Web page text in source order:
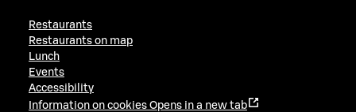
Restaurants
Restaurants on map
Lunch
Events
Accessibility
Information on cookies Opens in a new tab